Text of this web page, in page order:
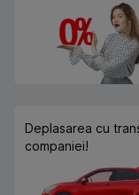
Deplasarea cu
companiei!